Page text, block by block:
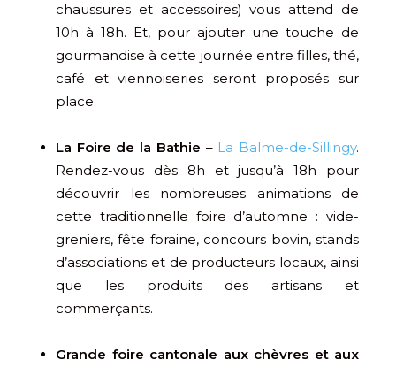
chaussures et accessoires) vous attend de
10h à 18h. Et, pour ajouter une touche de
gourmandise à cette journée entre filles, thé,
café et viennoiseries seront proposés sur
place.
La Foire de la Bathie – La Balme-de-Sillingy.
Rendez-vous dès 8h et jusqu’à 18h pour
découvrir les nombreuses animations de
cette traditionnelle foire d’automne : vide-
greniers, fête foraine, concours bovin, stands
d’associations et de producteurs locaux, ainsi
que les produits des artisans et
commerçants.
Grande foire cantonale aux chèvres et aux